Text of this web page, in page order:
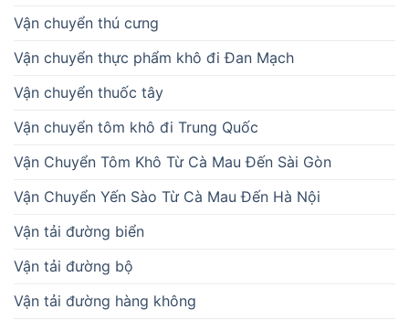
Vận chuyển thú cưng
Vận chuyển thực phẩm khô đi Đan Mạch
Vận chuyển thuốc tây
Vận chuyển tôm khô đi Trung Quốc
Vận Chuyển Tôm Khô Từ Cà Mau Đến Sài Gòn
Vận Chuyển Yến Sào Từ Cà Mau Đến Hà Nội
Vận tải đường biển
Vận tải đường bộ
Vận tải đường hàng không